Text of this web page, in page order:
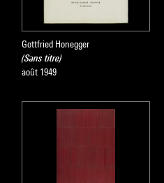
Gottfried Honegger
(Sans titre)
août 1949